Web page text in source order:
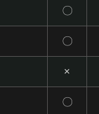
〇
〇
×
〇